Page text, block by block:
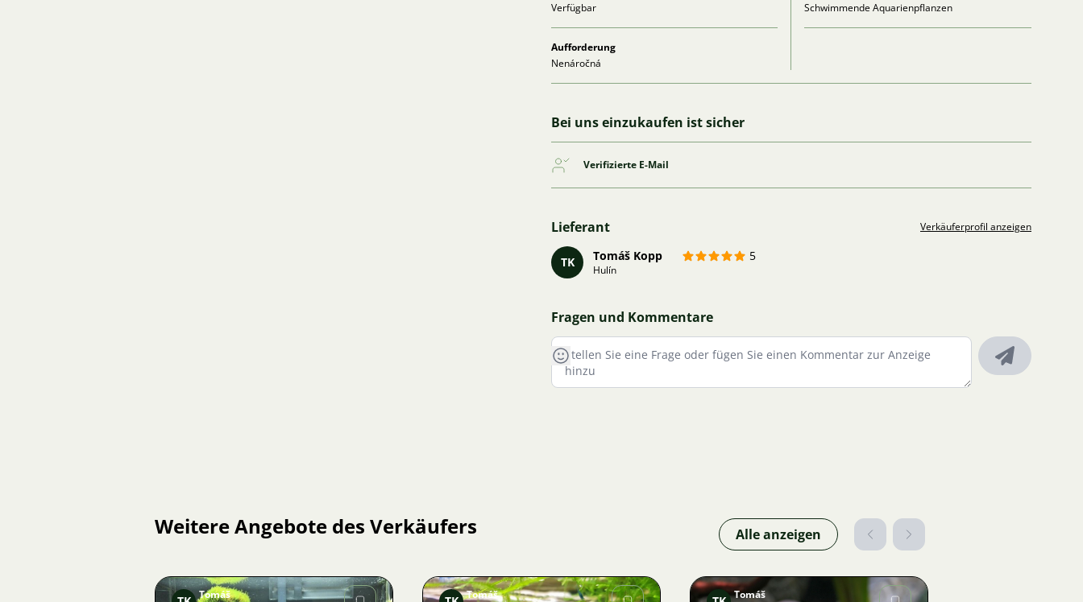
Verfügbar
Schwimmende Aquarienpflanzen
Aufforderung
Nenáročná
Bei uns einzukaufen ist sicher
Verifizierte E-Mail
Lieferant Verkäuferprofil anzeigen
TK Tomáš Kopp 5
Hulín
Fragen und Kommentare
Weitere Angebote des Verkäufers Alle anzeigen
Tomáš
Tomáš
Tomáš